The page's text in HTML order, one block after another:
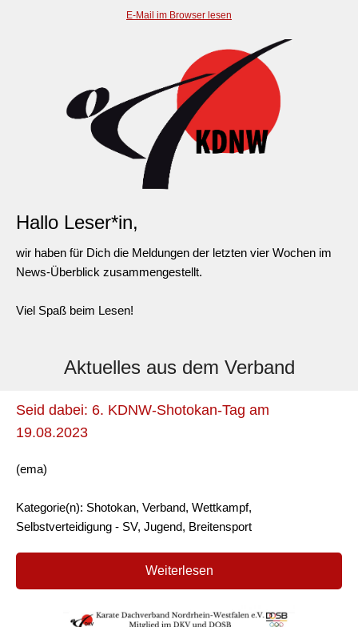
E-Mail im Browser lesen
Hallo Leser*in,
wir haben für Dich die Meldungen der letzten vier Wochen im
News-Überblick zusammengestellt.
Viel Spaß beim Lesen!
Aktuelles aus dem Verband
Seid dabei: 6. KDNW-Shotokan-Tag am
19.08.2023
(ema)
Kategorie(n): Shotokan, Verband, Wettkampf,
Selbstverteidigung - SV, Jugend, Breitensport
Weiterlesen